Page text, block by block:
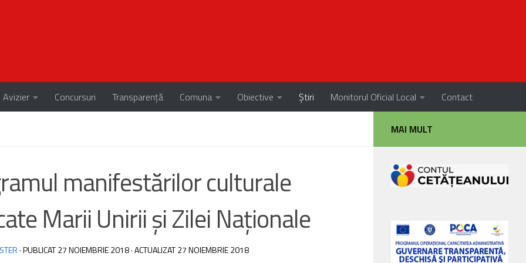
Avizier Concursuri Transparență Comuna Obiective Știri Monitorul Oficial Local Contact
manifestărilor culturale
Marii Unirii și Zilei Naționale
· PUBLICAT27 NOIEMBRIE 2018· ACTUALIZAT27 NOIEMBRIE 2018
MAI MULT